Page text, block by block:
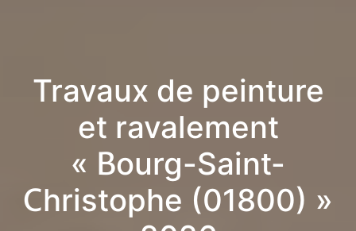
Travaux de peinture
et ravalement
« Bourg-Saint-
Christophe (01800) »